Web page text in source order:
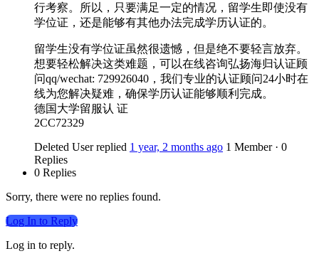
行考察。所以，只要满足一定的情况，留学生即使没有
学位证，还是能够有其他办法完成学历认证的。
留学生没有学位证虽然很遗憾，但是绝不要轻言放弃。
想要轻松解决这类难题，可以在线咨询弘扬海归认证顾
问qq/wechat: 729926040，我们专业的认证顾问24小时在
线为您解决疑难，确保学历认证能够顺利完成。
德国大学留服认 证
2CC72329
Deleted User replied 1 year, 2 months ago 1 Member · 0
Replies
0 Replies
Sorry, there were no replies found.
Log In to Reply
Log in to reply.